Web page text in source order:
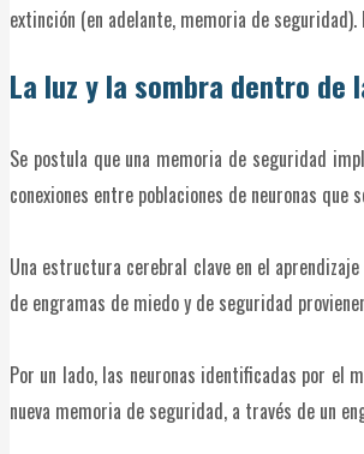
extinción (en adelante, memoria de
La luz y la sombra dentro de
Se postula que una memoria de seguridad
conexiones entre poblaciones de neuronas
Una estructura cerebral clave en el
de engramas de miedo y de seguridad
Por un lado, las neuronas identificadas por el
nueva memoria de seguridad, a través de un